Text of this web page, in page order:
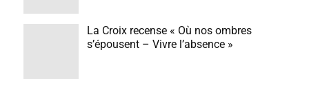
La Croix recense « Où nos ombres
s’épousent – Vivre l’absence »